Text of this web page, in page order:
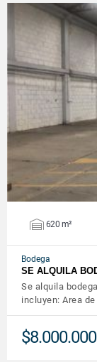
620 m²
Bodega
SE ALQUILA
Se alquila
incluyen: Area
$8.000.000